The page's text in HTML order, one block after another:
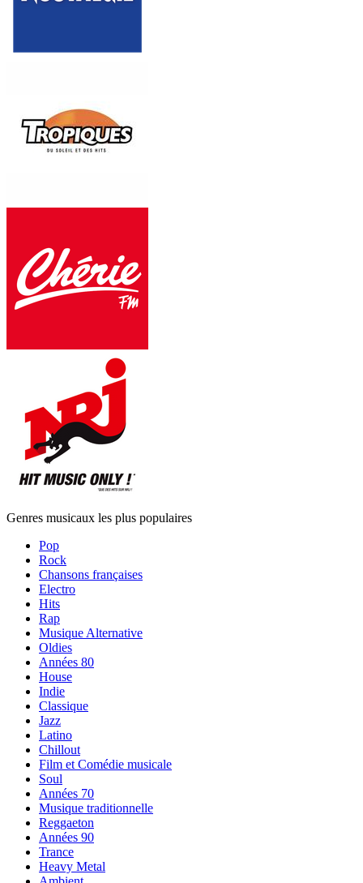
Genres musicaux les plus populaires
Pop
Rock
Chansons françaises
Electro
Hits
Rap
Musique Alternative
Oldies
Années 80
House
Indie
Classique
Jazz
Latino
Chillout
Film et Comédie musicale
Soul
Années 70
Musique traditionnelle
Reggaeton
Années 90
Trance
Heavy Metal